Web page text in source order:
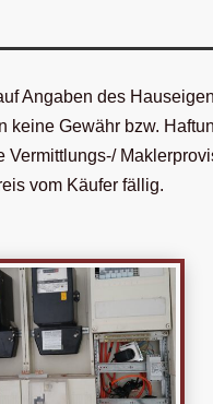
Angaben des
keine Gewähr bzw.
vom Käufer fällig.